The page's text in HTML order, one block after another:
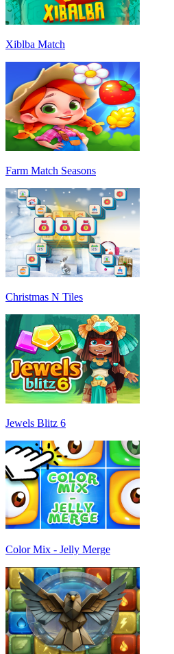
Xiblba Match
Farm Match Seasons
Christmas N Tiles
Jewels Blitz 6
Color Mix - Jelly Merge